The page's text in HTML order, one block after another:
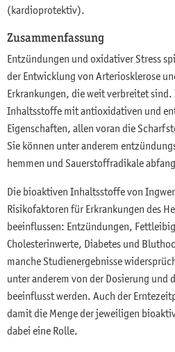
(kardioprotektiv).
Zusammenfassung
Entzündungen und oxidativer Stress
der Entwicklung von Arteriosklerose
Erkrankungen, die weit verbreitet
Inhaltsstoffe mit antioxidativen und
Eigenschaften, allen voran die
Sie können unter anderem
hemmen und Sauerstoffradikale
Die bioaktiven Inhaltsstoffe von
Risikofaktoren für Erkrankungen des
beeinflussen: Entzündungen,
Cholesterinwerte, Diabetes und
manche Studienergebnisse
unter anderem von der Dosierung und
beeinflusst werden. Auch der
damit die Menge der jeweiligen
dabei eine Rolle.